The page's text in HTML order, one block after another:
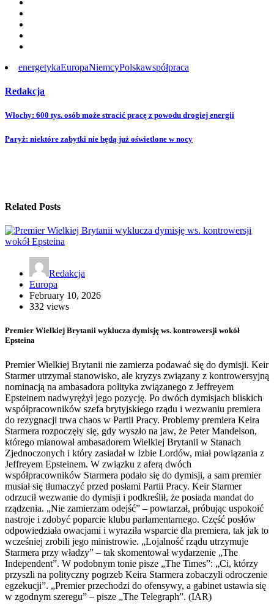
energetykaEuropaNiemcyPolskawspółpraca
Redakcja
Post
navigation
Włochy: 600 tys. osób może stracić pracę z powodu drogiej energii
Paryż: niektóre zabytki nie będą już oświetlone w nocy
Related Posts
Redakcja
Europa
February 10, 2026
332 views
Premier Wielkiej Brytanii wyklucza dymisję ws. kontrowersji wokół
Epsteina
Premier Wielkiej Brytanii nie zamierza podawać się do dymisji. Keir
Starmer utrzymał stanowisko, ale kryzys związany z kontrowersyjną
nominacją na ambasadora polityka związanego z Jeffreyem
Epsteinem nadwyrężył jego pozycję. Po dwóch dymisjach bliskich
współpracowników szefa brytyjskiego rządu i wezwaniu premiera
do rezygnacji trwa chaos w Partii Pracy. Problemy premiera Keira
Starmera rozpoczęły się, gdy wyszło na jaw, że Peter Mandelson,
którego mianował ambasadorem Wielkiej Brytanii w Stanach
Zjednoczonych i który zasiadał w Izbie Lordów, miał powiązania z
Jeffreyem Epsteinem. W związku z aferą dwóch
współpracowników Starmera podało się do dymisji, a sam premier
musiał się tłumaczyć przed posłami Partii Pracy. Keir Starmer
odrzucił wezwanie do dymisji i podkreślił, że posiada mandat do
rządzenia. „Nie zamierzam odejść” – powtarzał, próbując uspokoić
nastroje i zdobyć poparcie klubu parlamentarnego. Część posłów
odpowiedziała owacjami i wyraziła wsparcie dla premiera, tak jak to
wcześniej zrobili jego ministrowie. „Lojalność rządu utrzymuje
Starmera przy władzy” – tak skomentował wydarzenie „The
Independent”. W podobnym tonie pisze „The Times”: „Ci, którzy
przyszli na polityczny pogrzeb Keira Starmera zobaczyli odroczenie
egzekucji”. „Premier przechodzi do ofensywy, a gabinet ustawia się
w zgodnym szeregu” – pisze „The Telegraph”. (IAR)